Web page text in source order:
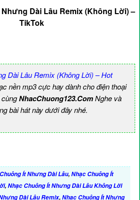
Dài Lâu Remix (Không Lời) –
TikTok
Dài Lâu Remix (Không Lời) – Hot
nền mp3 cực hay dành cho điện thoại
cùngNhacChuong123.ComNghe và
bài hát này dưới đây nhé.
Ít Nhưng Dài Lâu,Nhạc Chuông Ít
,Nhạc Chuông Ít Nhưng Dài Lâu Không Lời
Dài Lâu Remix,Nhạc Chuông Ít Nhưng